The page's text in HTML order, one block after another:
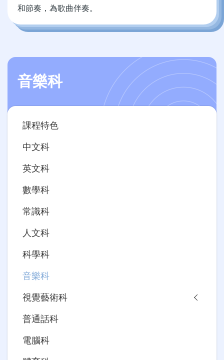
和節奏，為歌曲伴奏。
音樂科
Main
navigation
課程特色
中文科
英文科
數學科
常識科
人文科
科學科
音樂科
視覺藝術科
普通話科
電腦科